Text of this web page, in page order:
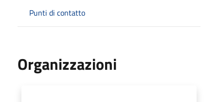
Punti di contatto
Organizzazioni